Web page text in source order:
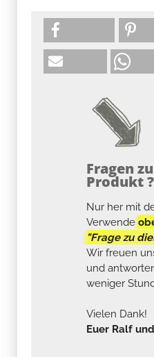
Fragen
Produkt
Nur her mit
Verwende
"Frage zu
Wir freuen
und
weniger
Vielen Dank!
Euer Ralf